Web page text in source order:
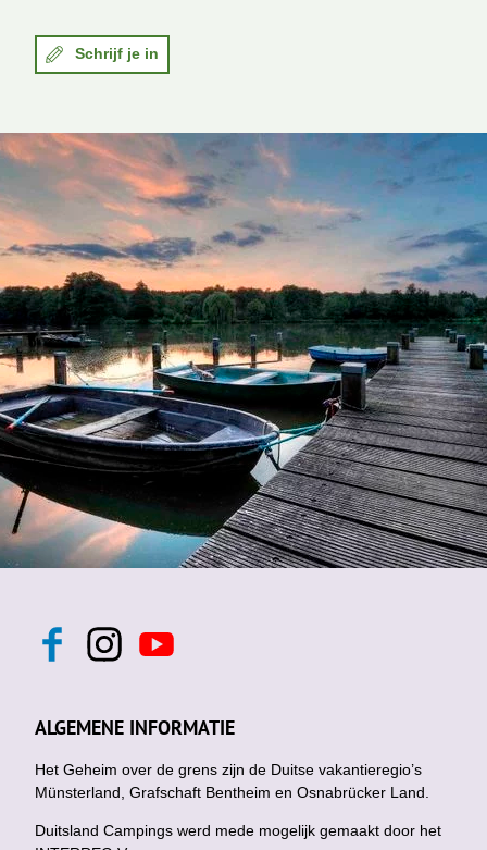
Schrijf je in
F
b
o
k
I
n
a
g
a
m
Y
o
u
b
ALGEMENE INFORMATIE
Het Geheim over de grens zijn de Duitse vakantieregio’s
Münsterland, Grafschaft Bentheim en Osnabrücker Land.
Duitsland Campings werd mede mogelijk gemaakt door het